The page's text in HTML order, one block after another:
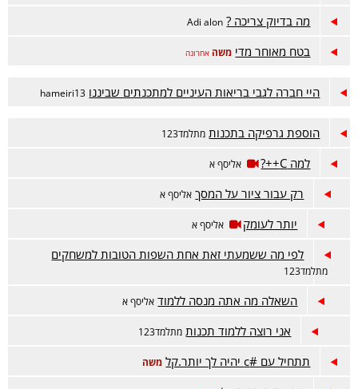
מה בדיוק צריכה ? Adi alon
בטח מאוחר מדי משה אחרונה
היי חברה לגבי בריאות העיניים למתכנתים שביננו hameiri13
הוספת גרפיקה בתכנות מתלמד123
למה C++? אליסף א
רק עבור ציור על המסך אליסף א
יותר לעומק אליסף א
לפי מה ששמעתי זאת אחת השפות הטובות למשחקים
מתלמד123
השאלה מה אתה מנסה ללמוד אליסף א
אני רוצה ללמוד תכנות מתלמד123
תתחיל עם #c יהיה לך יותר.קל משה